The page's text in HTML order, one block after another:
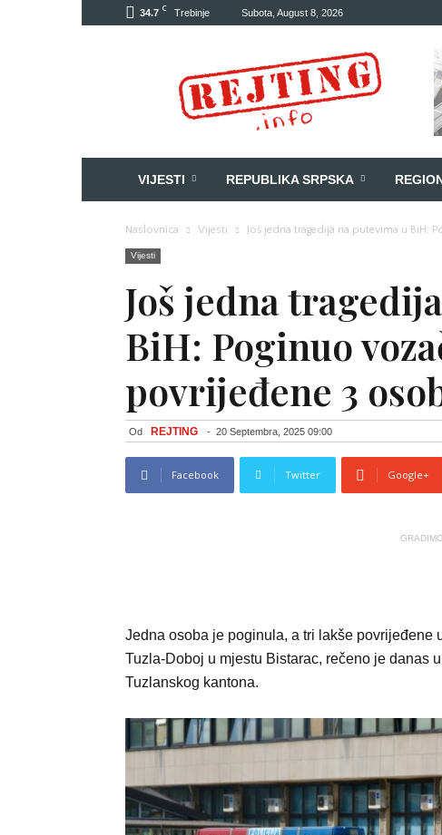
34.7 C Trebinje Subota, August 8, 2026
VIJESTI REPUBLIKA SRPSKA
Naslovnica Vijesti Još jedna tragedija na putevima u BiH:
Vijesti
Još jedna
BiH: Poginuo
povrijeđene 3
Od REJTING - 20 Septembra, 2025 09:00
Facebook Twitter Google+
Jedna osoba je poginula, a tri lakše povrijeđene
Tuzla-Doboj u mjestu Bistarac, rečeno je danas
Tuzlanskog kantona.